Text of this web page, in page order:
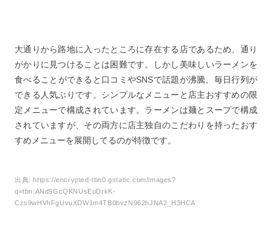
大通りから路地に入ったところに存在する店であるため、通り
がかりに見つけることは困難です。しかし美味しいラーメンを
食べることができると口コミやSNSで話題が沸騰、毎日行列が
できる人気ぶりです。シンプルなメニューと店主おすすめの限
定メニューで構成されています。ラーメンは麺とスープで構成
されていますが、その両方に店主独自のこだわりを持ったおす
すめメニューを展開してるのが特徴です。
出典:https://encrypted-tbn0.gstatic.com/images?
q=tbn:ANd9GcQKNUsEuDrkK-
Czs9wHVhFgUvuXDW1m4TB0bvzN962hJNA2_H3HCA